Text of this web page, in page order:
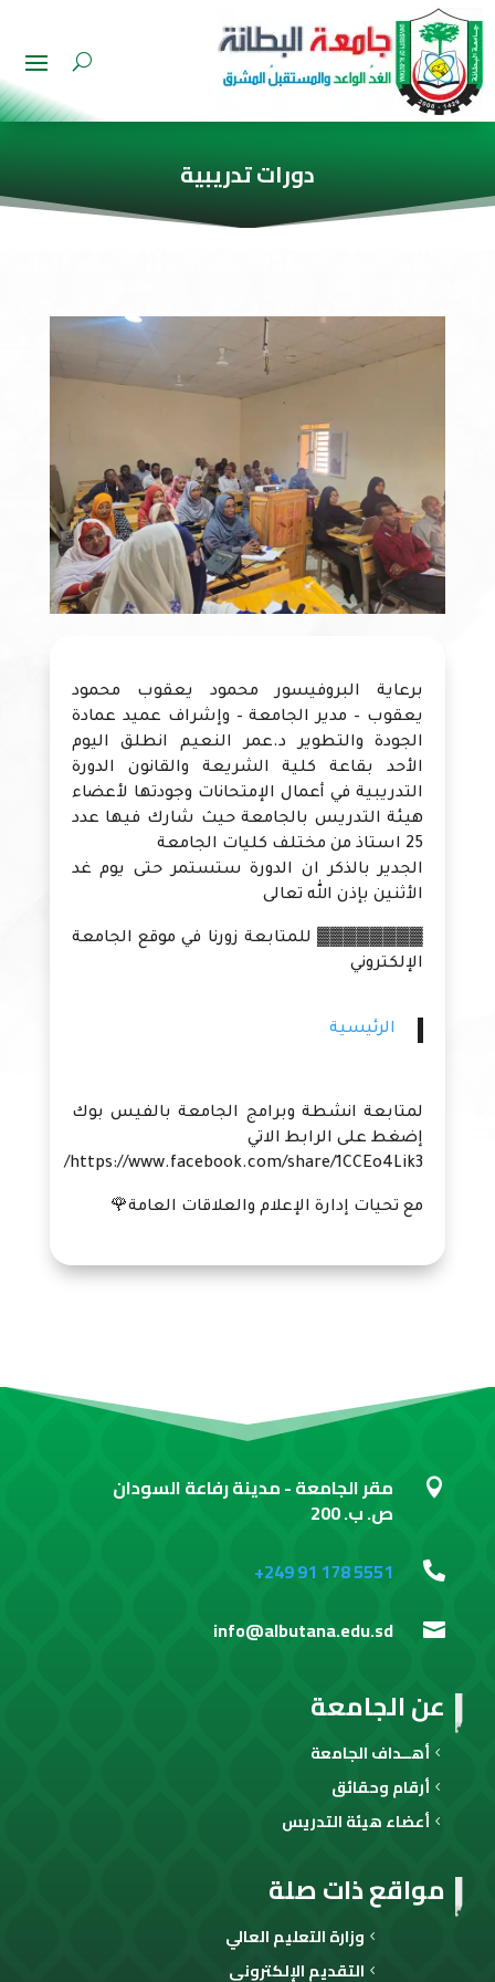
دورات تدريبية
برعاية البروفيسور محمود يعقوب محمود
يعقوب – مدير الجامعة – وإشراف عميد عمادة
الجودة والتطوير د.عمر النعيم انطلق اليوم
الأحد بقاعة كلية الشريعة والقانون الدورة
التدريبية في أعمال الإمتحانات وجودتها لأعضاء
هيئة التدريس بالجامعة حيث شارك فيها عدد
25 استاذ من مختلف كليات الجامعة
الجدير بالذكر ان الدورة ستستمر حتى يوم غد
الأثنين بإذن الله تعالى
▓▓▓▓▓▓▓▓ للمتابعة زورنا في موقع الجامعة
الإلكتروني
الرئيسية
لمتابعة انشطة وبرامج الجامعة بالفيس بوك
إضغط على الرابط الاتي
https://www.facebook.com/share/1CCEo4Lik3/
مع تحيات إدارة الإعلام والعلاقات العامة🌹
مواقع ذات صلة
وزارة التعليم العالي
التقديم الإلكتروني
عن الجامعة
أهــداف الجامعة
أرقام وحقائق
أعضاء هيئة التدريس
 مقر الجامعة - مدينة رفاعة السودان
ص. ب. 200

+249 91 178 5551

info@albutana.edu.sd